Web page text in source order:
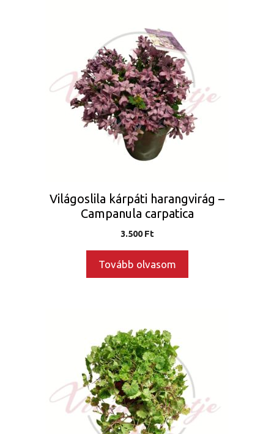
Világoslila kárpáti harangvirág –
Campanula carpatica
3.500Ft
Tovább olvasom